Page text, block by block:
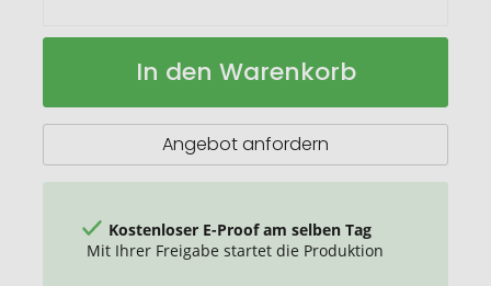
Weekender
Auf
In den Warenkorb
Angebot anfordern
Kostenloser E-Proof am selben Tag
Mit Ihrer Freigabe startet die Produktion